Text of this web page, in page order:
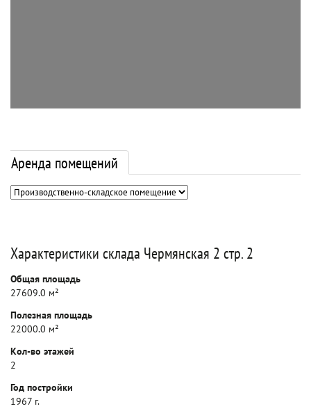
Аренда помещений
Характеристики склада Чермянская 2 стр. 2
Общая площадь
27609.0 м²
Полезная площадь
22000.0 м²
Кол-во этажей
2
Год постройки
1967 г.